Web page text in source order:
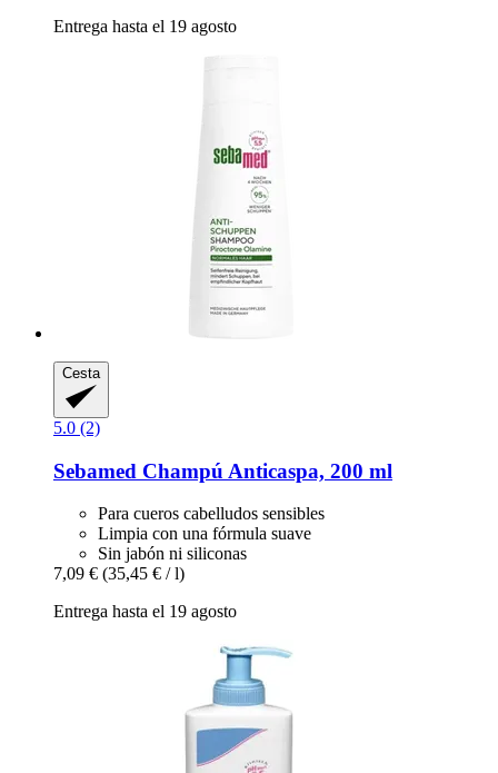
Entrega hasta el 19 agosto
Cesta
5.0 (2)
Sebamed Champú Anticaspa, 200 ml
Para cueros cabelludos sensibles
Limpia con una fórmula suave
Sin jabón ni siliconas
7,09 € (35,45 € / l)
Entrega hasta el 19 agosto